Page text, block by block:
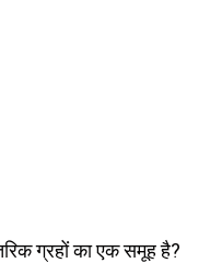
ग्रहों का एक समूह है?